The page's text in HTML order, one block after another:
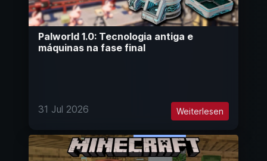
Palworld 1.0: Tecnologia antiga e
máquinas na fase final
31 Jul 2026 Weiterlesen